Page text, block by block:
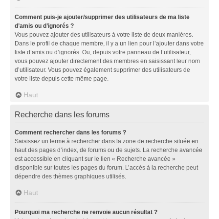
Comment puis-je ajouter/supprimer des utilisateurs de ma liste
d’amis ou d’ignorés ?
Vous pouvez ajouter des utilisateurs à votre liste de deux manières.
Dans le profil de chaque membre, il y a un lien pour l’ajouter dans votre
liste d’amis ou d’ignorés. Ou, depuis votre panneau de l’utilisateur,
vous pouvez ajouter directement des membres en saisissant leur nom
d’utilisateur. Vous pouvez également supprimer des utilisateurs de
votre liste depuis cette même page.
Haut
Recherche dans les forums
Comment rechercher dans les forums ?
Saisissez un terme à rechercher dans la zone de recherche située en
haut des pages d’index, de forums ou de sujets. La recherche avancée
est accessible en cliquant sur le lien « Recherche avancée »
disponible sur toutes les pages du forum. L’accès à la recherche peut
dépendre des thèmes graphiques utilisés.
Haut
Pourquoi ma recherche ne renvoie aucun résultat ?